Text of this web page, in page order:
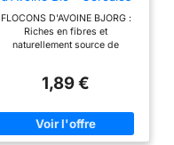
FLOCONS D'AVOINE BJORG :
Riches en fibres et
naturellement source de
pour consommer seuls ou dans
petit déjeuner, au goûter ou à
tout moment de la journée LES
ATOUTS DE CES FLOCONS
1,89 €